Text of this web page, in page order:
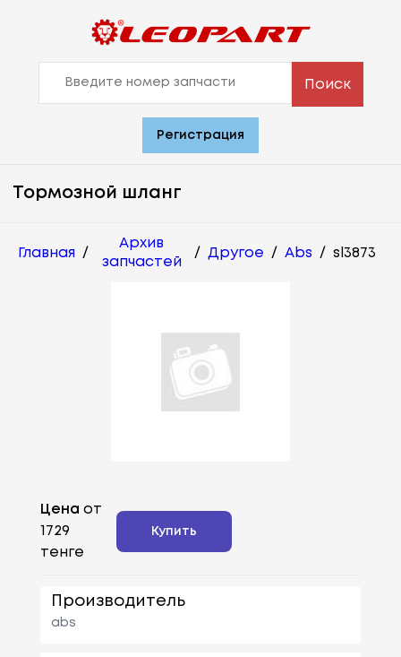
Поиск
Регистрация
Тормозной шланг
Главная /
Архив
запчастей
/ Другое / Abs / sl3873
Цена от
1729
тенге
Купить
Производитель
abs